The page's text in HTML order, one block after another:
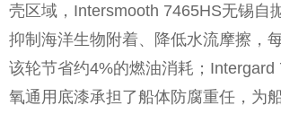
壳区域，Intersmooth 7465HS无锡自
抑制海洋生物附着、降低水流摩擦，
该轮节省约4%的燃油消耗；Intergard
氧通用底漆承担了船体防腐重任，为